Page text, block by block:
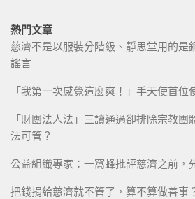
熱門文章
慈濟不是以服裝分階級、靜思堂用的是
謠言
「我第一次感覺這麼爽！」手天使首位
「財團法人法」三讀通過卻排除宗教團
法可管？
公益組織專家：一窩蜂批評慈濟之前，
把錢捐給慈濟就不管了，算不算做善事